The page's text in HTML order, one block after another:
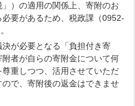
」）の適用の関係上、寄附のお
要があるため、税政課（0952-
が必要となる「負担付き寄
者が自らの寄附金について何
重しつつ、活用させていただ
で、寄附後の返金はできませ